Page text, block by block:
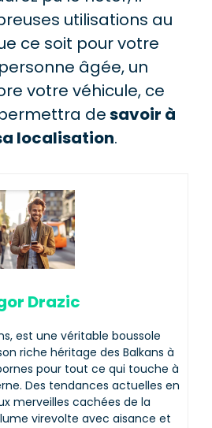
utilisations au
ce soit pour votre
âgée, un
votre véhicule, ce
desavoir à
localisation.
Drazic
est une véritable boussole
riche héritage des Balkans à
pour tout ce qui touche à
Des tendances actuelles en
merveilles cachées de la
virevolte avec aisance et